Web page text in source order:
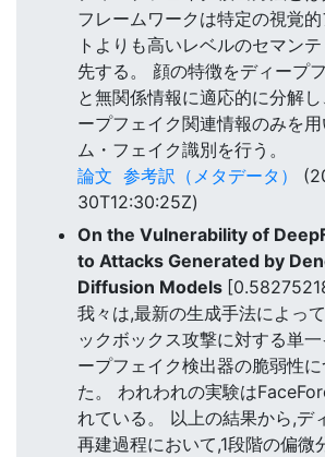
フレームワークは特定の視覚
トよりも高いレベルのセマン
先する。 顔の特徴をディープ
と無関係情報に適応的に分解
ープフェイク関連情報のみを
ム・フェイク識別を行う。
論文 参考訳（メタデータ）
30T12:30:25Z)
On the Vulnerability of
to Attacks Generated by
Diffusion Models
我々は,最新の生成手法によっ
ックボックス攻撃に対する単
ープフェイク検出器の脆弱性
た。 われわれの実験は
れている。 以上の結果から,デ
再建過程において,1段階の偏微